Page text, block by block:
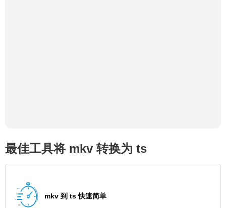
最佳工具将 mkv 转换为 ts
mkv 到 ts 快速简单